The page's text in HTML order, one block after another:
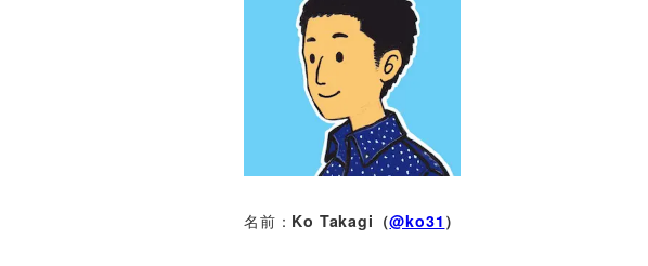
名前： Ko Takagi（@ko31 ）